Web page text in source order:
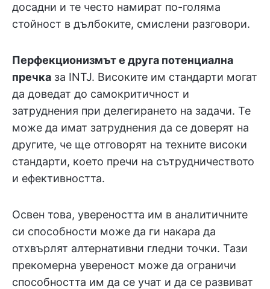
досадни и те често намират по-голяма
стойност в дълбоките, смислени разговори.
Перфекционизмът е друга потенциална
пречка за INTJ. Високите им стандарти могат
да доведат до самокритичност и
затруднения при делегирането на задачи. Те
може да имат затруднения да се доверят на
другите, че ще отговорят на техните високи
стандарти, което пречи на сътрудничеството
и ефективността.
Освен това, увереността им в аналитичните
си способности може да ги накара да
отхвърлят алтернативни гледни точки. Тази
прекомерна увереност може да ограничи
способността им да се учат и да се развиват